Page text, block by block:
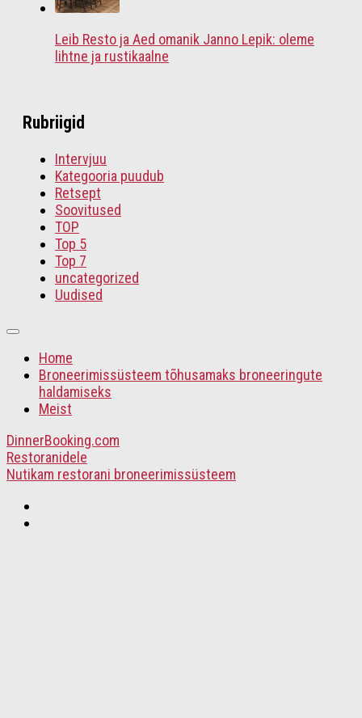
Leib Resto ja Aed omanik Janno Lepik: oleme
lihtne ja rustikaalne
Rubriigid
Intervjuu
Kategooria puudub
Retsept
Soovitused
TOP
Top 5
Top 7
uncategorized
Uudised
Home
Broneerimissüsteem tõhusamaks broneeringute
haldamiseks
Meist
DinnerBooking.com
Restoranidele
Nutikam restorani broneerimissüsteem